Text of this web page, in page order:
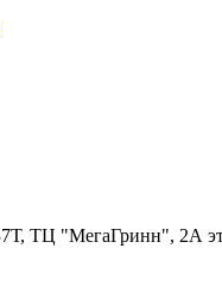
ТЦ "МегаГринн", 2А